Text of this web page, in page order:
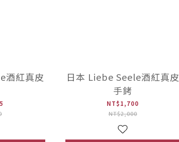
酒紅真皮
日本 Liebe Seele酒紅真皮
手銬
NT$1,700
NT$2,000